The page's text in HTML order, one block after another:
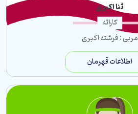
ثنا اکبری
کاراته
مربی : فرشته اکبری
اطلاعات قهرمان